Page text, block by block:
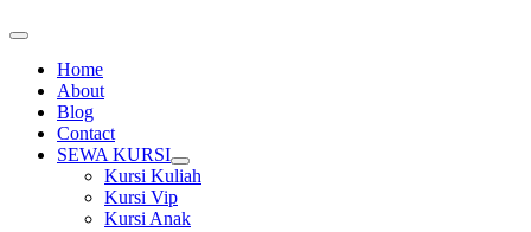
Home
About
Blog
Contact
SEWA KURSI
Show
sub
Kursi Kuliah
Kursi Vip
Kursi Anak